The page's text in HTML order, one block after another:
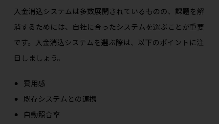
入金消込システムは多数展開されているものの、課題を解
消するためには、自社に合ったシステムを選ぶことが重要
です。入金消込システムを選ぶ際は、以下のポイントに注
目しましょう。
費用感
既存システムとの連携
自動照合率